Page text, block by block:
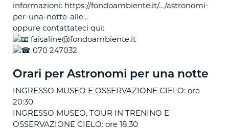
informazioni: https://fondoambiente.it/.../astronomi-
per-una-notte-alle...
oppure contattateci qui:
faisaline@fondoambiente.it
070 247032
Orari per Astronomi per una notte
INGRESSO MUSEO E OSSERVAZIONE CIELO: ore
20:30
INGRESSO MUSEO, TOUR IN TRENINO E
OSSERVAZIONE CIELO: ore 18:30